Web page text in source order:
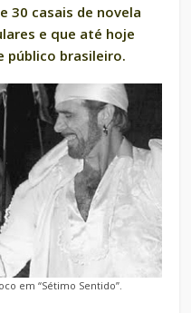
30 casais de novela
e que até hoje
público brasileiro.
em “Sétimo Sentido”.